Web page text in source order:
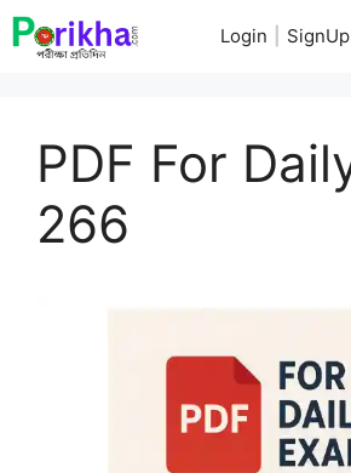
Skip
to
Login SignUp
PDF For
266